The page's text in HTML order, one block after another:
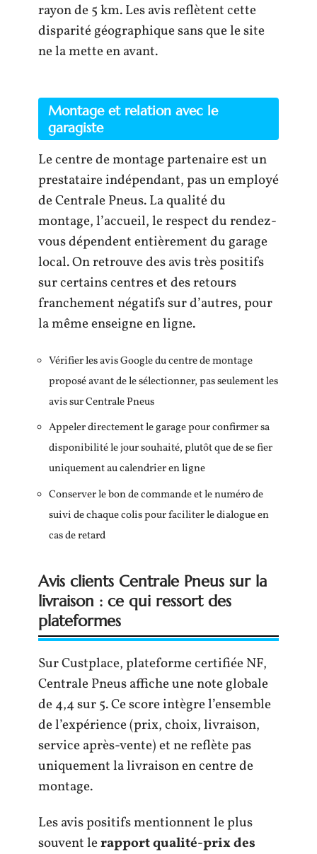
rayon de 5 km. Les avis reflètent cette
disparité géographique sans que le site
ne la mette en avant.
Montage et relation avec le
garagiste
Le centre de montage partenaire est un
prestataire indépendant, pas un employé
de Centrale Pneus. La qualité du
montage, l’accueil, le respect du rendez-
vous dépendent entièrement du garage
local. On retrouve des avis très positifs
sur certains centres et des retours
franchement négatifs sur d’autres, pour
la même enseigne en ligne.
Vérifier les avis Google du centre de montage
proposé avant de le sélectionner, pas seulement les
avis sur Centrale Pneus
Appeler directement le garage pour confirmer sa
disponibilité le jour souhaité, plutôt que de se fier
uniquement au calendrier en ligne
Conserver le bon de commande et le numéro de
suivi de chaque colis pour faciliter le dialogue en
cas de retard
Avis clients Centrale Pneus sur la
livraison : ce qui ressort des
plateformes
Sur Custplace, plateforme certifiée NF,
Centrale Pneus affiche une note globale
de 4,4 sur 5. Ce score intègre l’ensemble
de l’expérience (prix, choix, livraison,
service après-vente) et ne reflète pas
uniquement la livraison en centre de
montage.
Les avis positifs mentionnent le plus
souvent lerapport qualité-prix des